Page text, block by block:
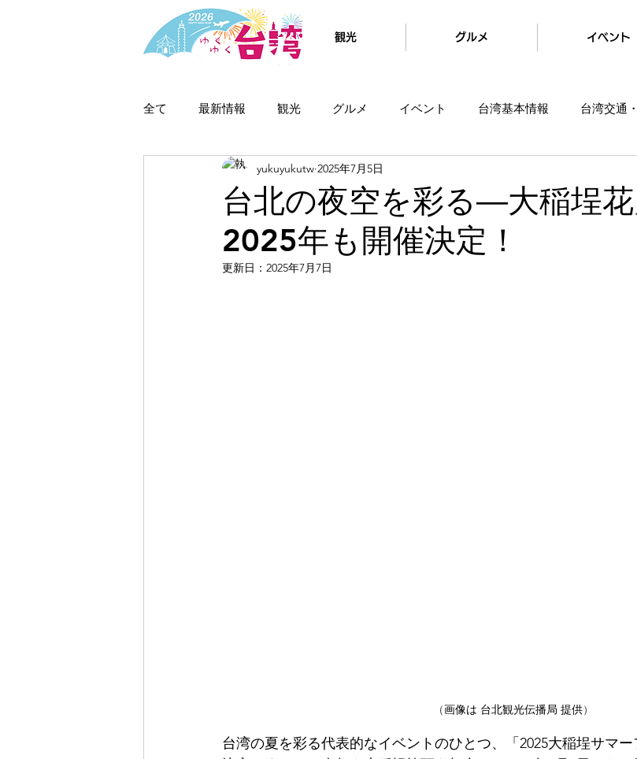
観光 グルメ イベント
全て 最新情報 観光 グルメ イベント 台湾基本情報 台湾交通
台北の夜空を彩る―大稲埕花
2025年も開催決定！
yukuyukutw 2025年7月5日
更新日： 2025年7月7日
（画像は 台北観光伝播局 提供）
台湾の夏を彩る代表的なイベントのひとつ、「2025大稲埕サマ